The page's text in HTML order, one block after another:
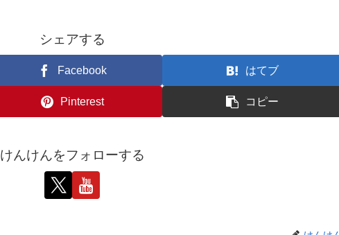
シェアする
Facebook はてブ
Pinterest コピー
けんけんをフォローする